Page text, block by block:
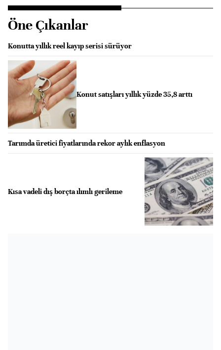
Öne Çıkanlar
Konutta yıllık reel kayıp serisi sürüyor
Konut satışları yıllık yüzde 35,8 arttı
Tarımda üretici fiyatlarında rekor aylık enflasyon
Kısa vadeli dış borçta ılımlı gerileme